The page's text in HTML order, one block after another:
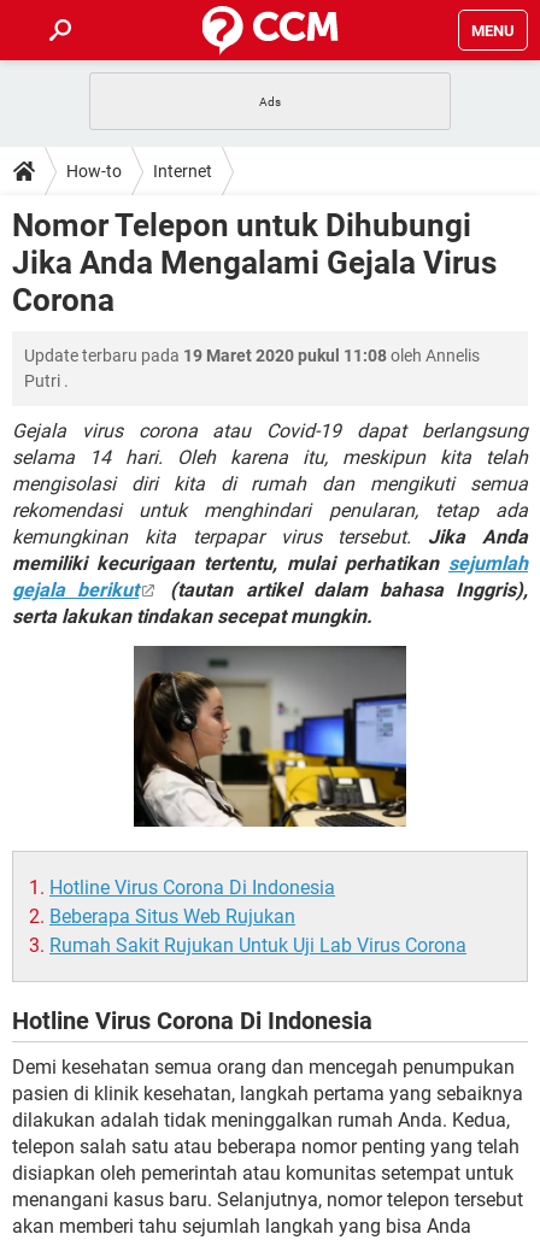
MENU
APLIKASI NONTON FILM & SERI
BUAT AKUN TIKTOK APLIKASI VIDEO-CALL
HOW-TO
SAFE MODE ANDROID
KODE RAHASIA NETFLIX
DOWNLOAD
ADOBE PREMIERE PRO INSTAGRAM UNTUK PC
TEWAS HOLDEM UNTUK IPHONE
FORUM
Reset Akun Facebook yang di-Hack
Front Office dan Back Office
Jenis-jenis Network atau Jaringan
How-to Internet
Nomor Telepon untuk Dihubungi
Jika Anda Mengalami Gejala Virus
Corona
Update terbaru pada 19 Maret 2020 pukul 11:08oleh Annelis
Putri .
Gejala virus corona atau Covid-19 dapat berlangsung
selama 14 hari. Oleh karena itu, meskipun kita telah
mengisolasi diri kita di rumah dan mengikuti semua
rekomendasi untuk menghindari penularan, tetap ada
kemungkinan kita terpapar virus tersebut. Jika Anda
memiliki kecurigaan tertentu, mulai perhatikan sejumlah
gejala berikut
(tautan artikel dalam bahasa Inggris),
serta lakukan tindakan secepat mungkin.
Hotline Virus Corona Di Indonesia
Beberapa Situs Web Rujukan
Rumah Sakit Rujukan Untuk Uji Lab Virus Corona
Hotline Virus Corona Di Indonesia
Demi kesehatan semua orang dan mencegah penumpukan
pasien di klinik kesehatan, langkah pertama yang sebaiknya
dilakukan adalah tidak meninggalkan rumah Anda. Kedua,
telepon salah satu atau beberapa nomor penting yang telah
disiapkan oleh pemerintah atau komunitas setempat untuk
menangani kasus baru. Selanjutnya, nomor telepon tersebut
akan memberi tahu sejumlah langkah yang bisa Anda